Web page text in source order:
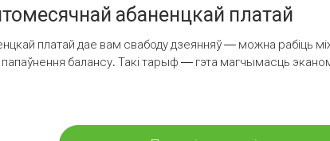
абаненцкай платай
платай дае вам свабоду дзеянняў — можна рабіць
балансу. Такі тарыф — гэта магчымасць